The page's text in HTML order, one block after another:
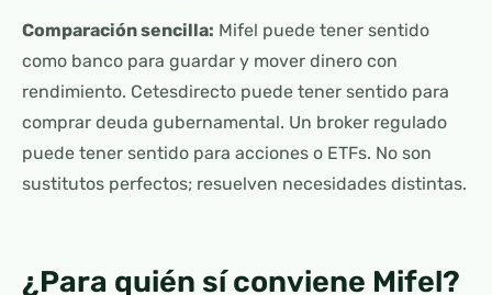
Comparación sencilla: Mifel puede tener sentido
como banco para guardar y mover dinero con
rendimiento. Cetesdirecto puede tener sentido para
comprar deuda gubernamental. Un broker regulado
puede tener sentido para acciones o ETFs. No son
sustitutos perfectos; resuelven necesidades distintas.
¿Para quién sí conviene Mifel?